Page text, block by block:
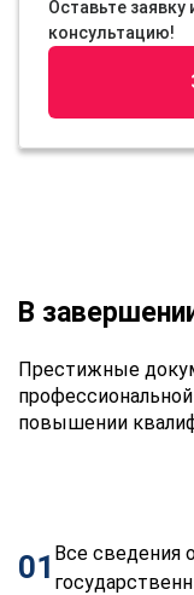
Оставьте заявку
консультацию!
В
Престижные
повышении
01 Все сведения